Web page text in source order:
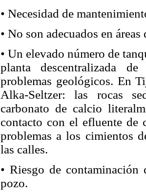
• Necesidad de
• No son adecuados en
• Un elevado número de
planta descentralizada
problemas geológicos. En
Alka-Seltzer: las rocas
carbonato de calcio
contacto con el efluente de
problemas a los cimientos
las calles.
• Riesgo de contaminación
pozo.